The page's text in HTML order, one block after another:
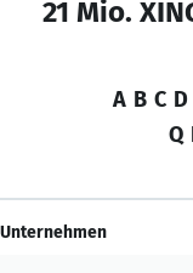
21 Mio.
A B C D
Q
Unternehmen